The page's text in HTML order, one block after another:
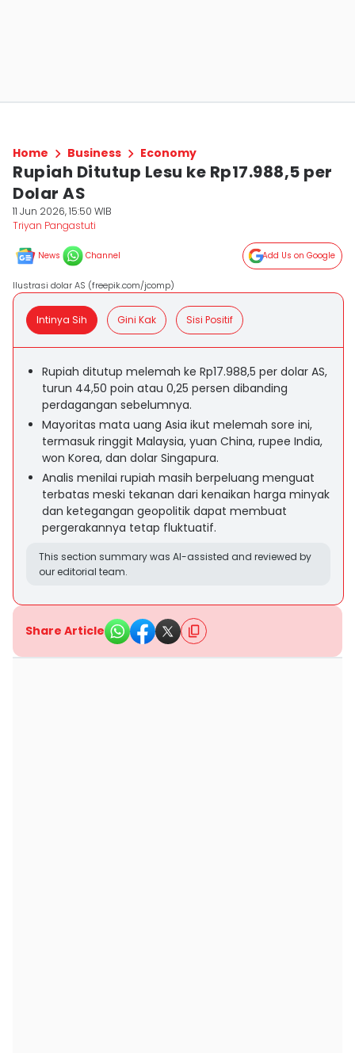
Home Business Economy
Rupiah Ditutup Lesu ke Rp17.988,5 per
Dolar AS
11 Jun 2026, 15:50 WIB
Triyan Pangastuti
News Channel Add Us on Google
Ilustrasi dolar AS (freepik.com/jcomp)
Intinya Sih Gini Kak Sisi Positif
Rupiah ditutup melemah ke Rp17.988,5 per dolar AS,
turun 44,50 poin atau 0,25 persen dibanding
perdagangan sebelumnya.
Mayoritas mata uang Asia ikut melemah sore ini,
termasuk ringgit Malaysia, yuan China, rupee India,
won Korea, dan dolar Singapura.
Analis menilai rupiah masih berpeluang menguat
terbatas meski tekanan dari kenaikan harga minyak
dan ketegangan geopolitik dapat membuat
pergerakannya tetap fluktuatif.
This section summary was AI-assisted and reviewed by
our editorial team.
Share Article